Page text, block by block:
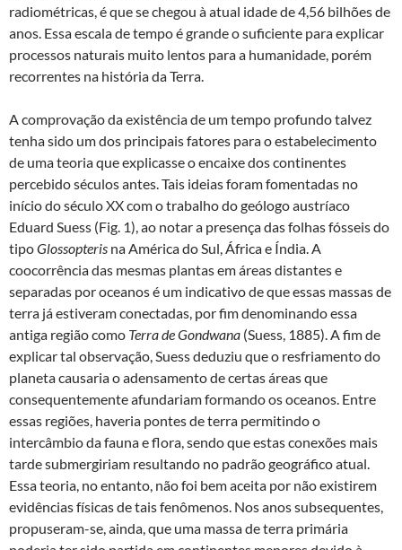
radiométricas, é que se chegou à atual idade de 4,56 bilhões de
anos. Essa escala de tempo é grande o suficiente para explicar
processos naturais muito lentos para a humanidade, porém
recorrentes na história da Terra.
A comprovação da existência de um tempo profundo talvez
tenha sido um dos principais fatores para o estabelecimento
de uma teoria que explicasse o encaixe dos continentes
percebido séculos antes. Tais ideias foram fomentadas no
início do século XX com o trabalho do geólogo austríaco
Eduard Suess (Fig. 1), ao notar a presença das folhas fósseis do
tipoGlossopteris na América do Sul, África e Índia. A
coocorrência das mesmas plantas em áreas distantes e
separadas por oceanos é um indicativo de que essas massas de
terra já estiveram conectadas, por fim denominando essa
antiga região como Terra de Gondwana (Suess, 1885). A fim de
explicar tal observação, Suess deduziu que o resfriamento do
planeta causaria o adensamento de certas áreas que
consequentemente afundariam formando os oceanos. Entre
essas regiões, haveria pontes de terra permitindo o
intercâmbio da fauna e flora, sendo que estas conexões mais
tarde submergiriam resultando no padrão geográfico atual.
Essa teoria, no entanto, não foi bem aceita por não existirem
evidências físicas de tais fenômenos. Nos anos subsequentes,
propuseram-se, ainda, que uma massa de terra primária